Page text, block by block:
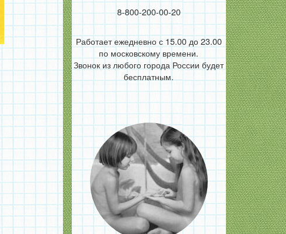
8-800-200-00-20
Работает ежедневно с 15.00 до 23.00
по московскому времени.
Звонок из любого города России будет
бесплатным.